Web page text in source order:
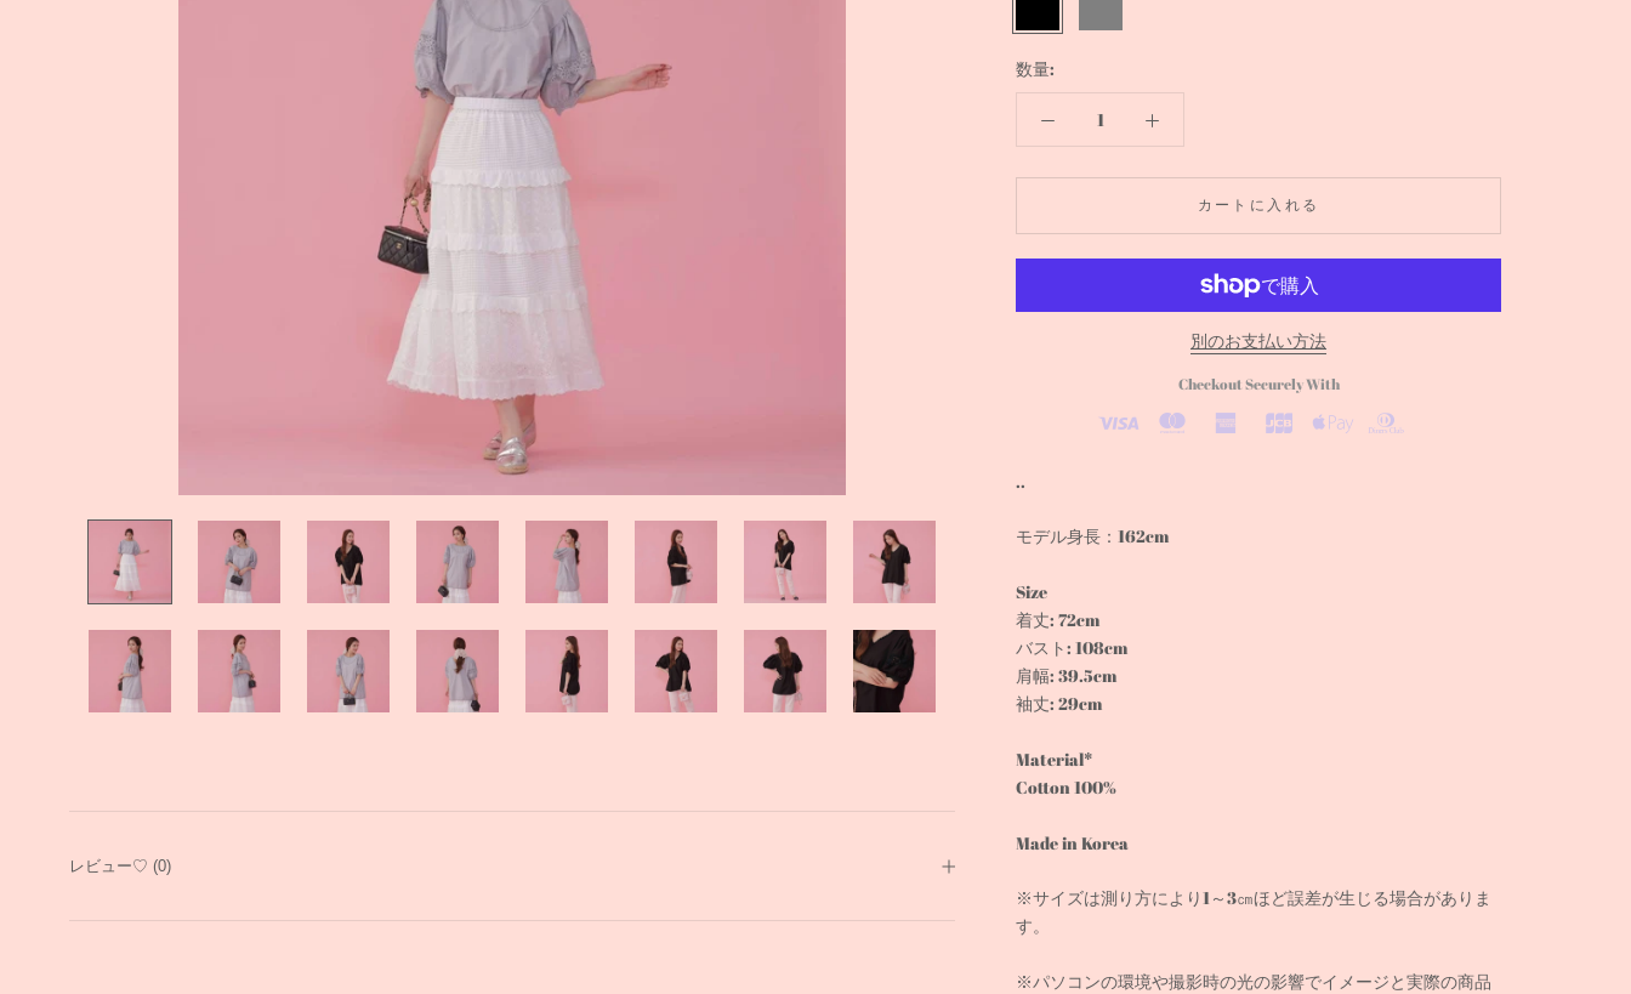
数量:
カートに入れる
別のお支払い方法
Checkout Securely With
..
モデル身長：162cm
Size
着丈: 72cm
バスト: 108cm
肩幅: 39.5cm
袖丈: 29cm
Material*
Cotton 100%
Made in Korea
※サイズは測り方により1～3㎝ほど誤差が生じる場合がありま
す。
※パソコンの環境や撮影時の光の影響でイメージと実際の商品
レビュー♡ (0)